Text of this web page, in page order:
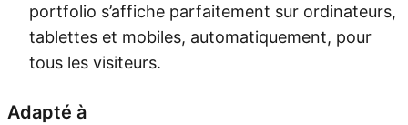
portfolio s’affiche parfaitement sur ordinateurs,
tablettes et mobiles, automatiquement, pour
tous les visiteurs.
Adapté à